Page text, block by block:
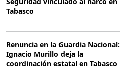
Tabasco
Renuncia en la Guardia Nacional:
Ignacio Murillo deja la
coordinación estatal en Tabasco